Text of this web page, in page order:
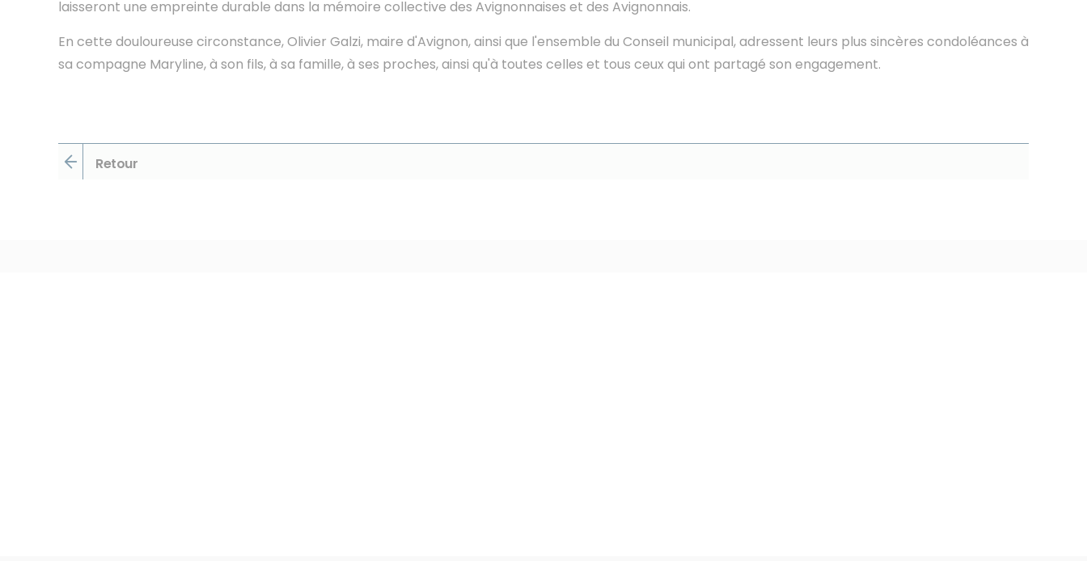
laisseront une empreinte durable dans la mémoire collective des Avignonnaises et des Avignonnais.
En cette douloureuse circonstance, Olivier Galzi, maire d'Avignon, ainsi que l'ensemble du Conseil municipal, adressent leurs plus sincères condoléances à
sa compagne Maryline, à son fils, à sa famille, à ses proches, ainsi qu'à toutes celles et tous ceux qui ont partagé son engagement.
Retour